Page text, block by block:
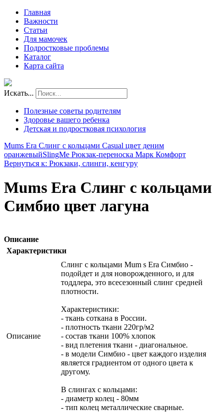
Главная
Важности
Статьи
Для мамочек
Подростковые проблемы
Каталог
Карта сайта
Искать...
Полезные советы родителям
Здоровье вашего ребенка
Детская и подростковая психология
Mums Era Слинг с кольцами Casual цвет деним
оранжевыйSlingMe Рюкзак-переноска Марк Комфорт
Вернуться к: Рюкзаки, слинги, кенгуру
Mums Era Слинг с кольцами
Симбио цвет лагуна
Описание
Характеристики
Описание
Слинг с кольцами Mum s Era Симбио -
подойдет и для новорожденного, и для
тоддлера, это всесезонный слинг средней
плотности.
Характеристики:
- ткань соткана в России.
- плотность ткани 220гр/м2
- состав ткани 100% хлопок
- вид плетения ткани - диагональное.
- в модели Симбио - цвет каждого изделия
является градиентом от одного цвета к
другому.
В слингах с кольцами:
- диаметр колец - 80мм
- тип колец металлические сварные.